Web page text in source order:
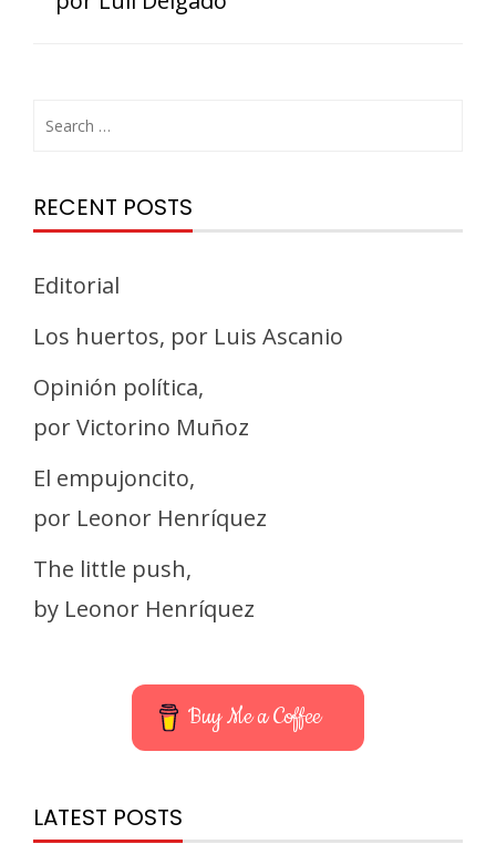
RECENT POSTS
Editorial
Los huertos, por Luis Ascanio
Opinión política,
por Victorino Muñoz
El empujoncito,
por Leonor Henríquez
The little push,
by Leonor Henríquez
Buy Me a Coffee
LATEST POSTS